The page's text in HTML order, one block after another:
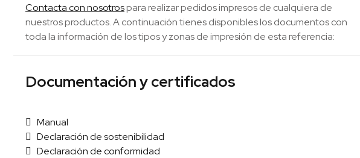
Contacta con nosotrospara realizar pedidos impresos de cualquiera de
nuestros productos. A continuación tienes disponibles los documentos con
toda la información de los tipos y zonas de impresión de esta referencia:
Documentación y certificados
Manual
Declaración de sostenibilidad
Declaración de conformidad